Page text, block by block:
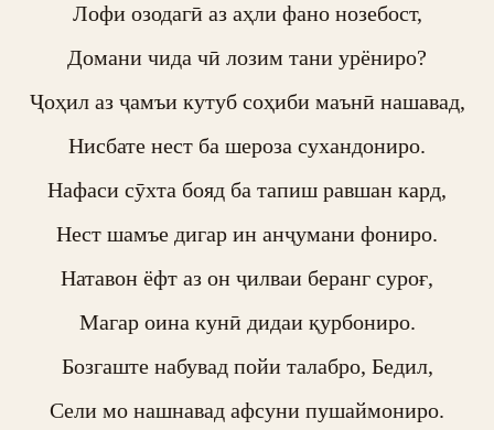
Лофи озодагӣ аз аҳли фано нозебост,
Домани чида чӣ лозим тани урёниро?
Ҷоҳил аз ҷамъи кутуб соҳиби маънӣ нашавад,
Нисбате нест ба шероза сухандониро.
Нафаси сӯхта бояд ба тапиш равшан кард,
Нест шамъе дигар ин анҷумани фониро.
Натавон ёфт аз он ҷилваи беранг суроғ,
Магар оина кунӣ дидаи қурбониро.
Бозгаште набувад пойи талабро, Бедил,
Сели мо нашнавад афсуни пушаймониро.